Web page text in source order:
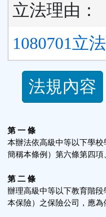
立法理由：
1080701立
規
功
能
按
鈕
法規內容
第 一 條
本辦法依高級中等以下學
簡稱本條例）第六條第四
第 二 條
辦理高級中等以下教育階
本保險）之保險公司，應為